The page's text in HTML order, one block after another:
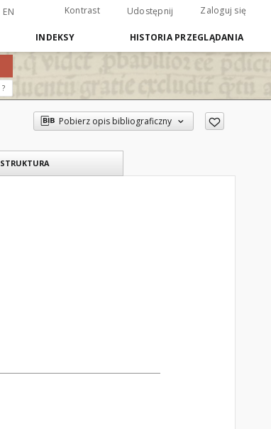
EN Kontrast Udostępnij Zaloguj się
INDEKSY HISTORIA PRZEGLĄDANIA
?
Pobierz opis bibliograficzny
STRUKTURA